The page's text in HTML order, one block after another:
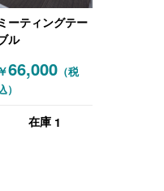
ミーティングテー
ル
￥66,000（税
）
在庫 1